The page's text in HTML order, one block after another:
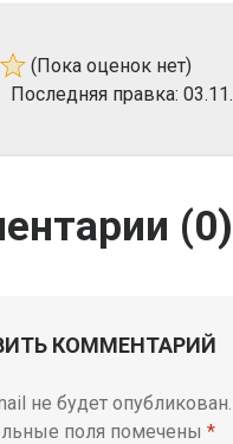
(Пока оценок нет)
Последняя правка:
(0
КОММЕНТАРИЙ
не будет опубликован.
поля помечены *